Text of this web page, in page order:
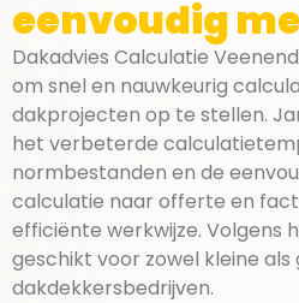
eenvoudig
Dakadvies Calculatie
om snel en nauwkeurig
dakprojecten op te stellen.
het verbeterde
normbestanden en de
calculatie naar offerte en
efficiënte werkwijze. Volgens
geschikt voor zowel kleine als
dakdekkersbedrijven.